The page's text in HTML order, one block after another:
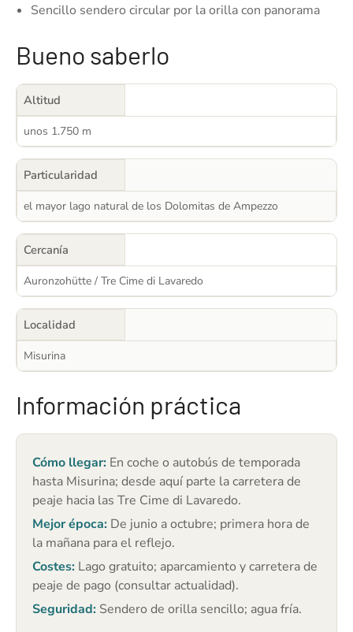
Sencillo sendero circular por la orilla con panorama
Bueno saberlo
Altitud
unos 1.750 m
Particularidad
el mayor lago natural de los Dolomitas de Ampezzo
Cercanía
Auronzohütte / Tre Cime di Lavaredo
Localidad
Misurina
Información práctica
Cómo llegar: En coche o autobús de temporada
hasta Misurina; desde aquí parte la carretera de
peaje hacia las Tre Cime di Lavaredo.
Mejor época: De junio a octubre; primera hora de
la mañana para el reflejo.
Costes: Lago gratuito; aparcamiento y carretera de
peaje de pago (consultar actualidad).
Seguridad: Sendero de orilla sencillo; agua fría.